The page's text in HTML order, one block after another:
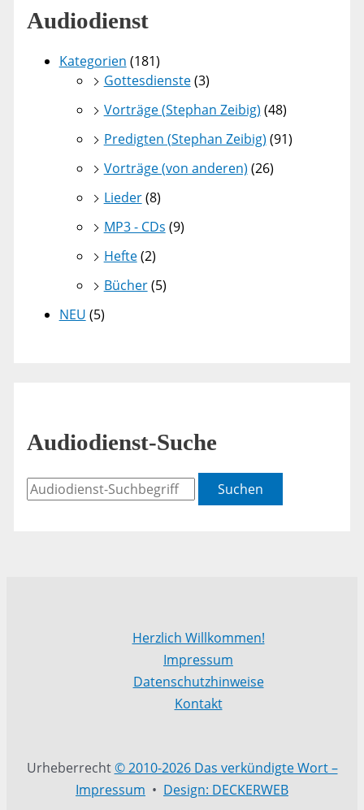
Audiodienst
Kategorien (181)
Gottesdienste(3)
Vorträge (Stephan Zeibig) (48)
Predigten (Stephan Zeibig) (91)
Vorträge (von anderen) (26)
Lieder(8)
MP3 - CDs (9)
Hefte(2)
Bücher(5)
NEU (5)
Audiodienst-Suche
Suchen
Herzlich Willkommen!
Impressum
Datenschutzhinweise
Kontakt
Urheberrecht© 2010-2026 Das verkündigte Wort –
Impressum • Design: DECKERWEB